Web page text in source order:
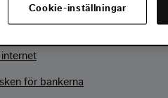
för bankerna
Cookie-inställningar